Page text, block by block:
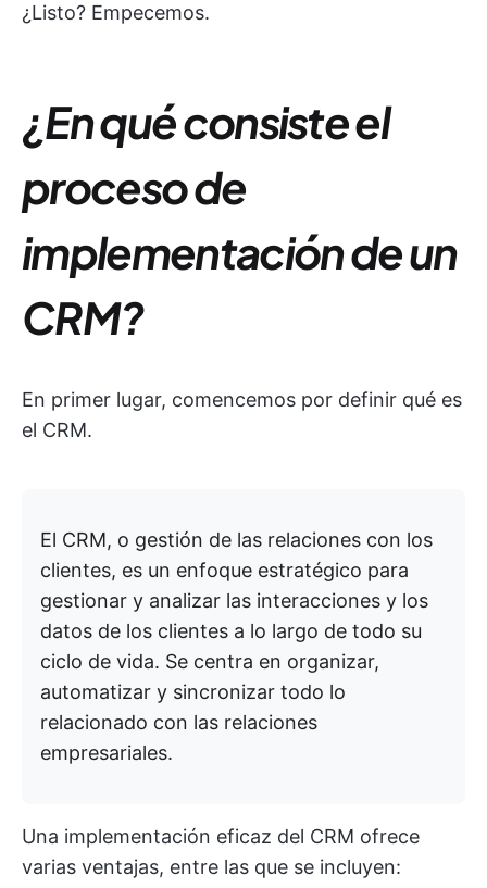
¿Listo? Empecemos.
¿En qué consiste el
proceso de
implementación de un
CRM?
En primer lugar, comencemos por definir qué es
el CRM.
El CRM, o gestión de las relaciones con los
clientes, es un enfoque estratégico para
gestionar y analizar las interacciones y los
datos de los clientes a lo largo de todo su
ciclo de vida. Se centra en organizar,
automatizar y sincronizar todo lo
relacionado con las relaciones
empresariales.
Una implementación eficaz del CRM ofrece
varias ventajas, entre las que se incluyen: